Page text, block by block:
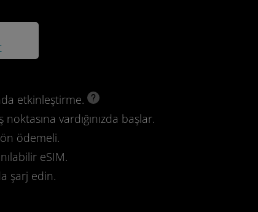
etkinleştirme.
vardığınızda başlar.
ödemeli.
eSIM.
şarj edin.